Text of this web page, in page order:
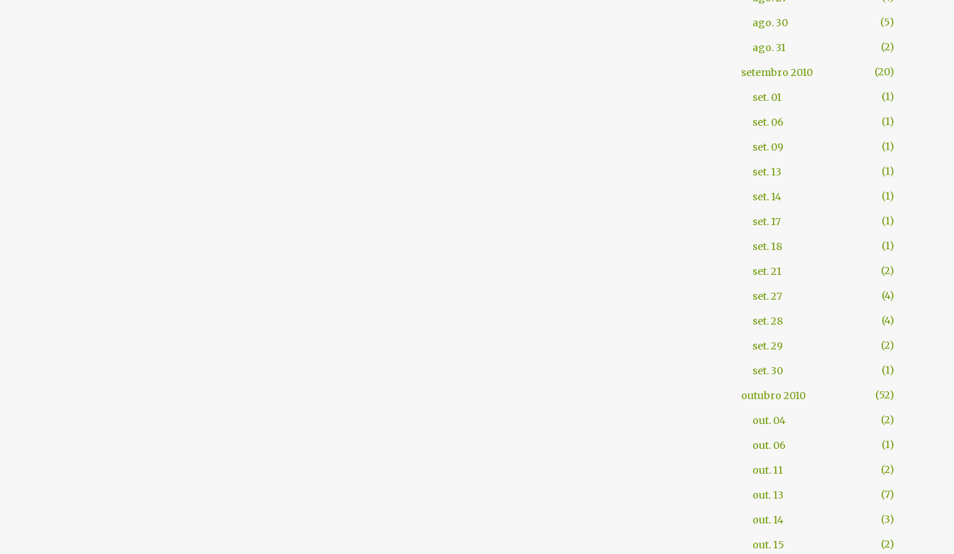
ago. 30
5
ago. 31
2
setembro 2010
20
set. 01
1
set. 06
1
set. 09
1
set. 13
1
set. 14
1
set. 17
1
set. 18
1
set. 21
2
set. 27
4
set. 28
4
set. 29
2
set. 30
1
outubro 2010
52
out. 04
2
out. 06
1
out. 11
2
out. 13
7
out. 14
3
out. 15
2